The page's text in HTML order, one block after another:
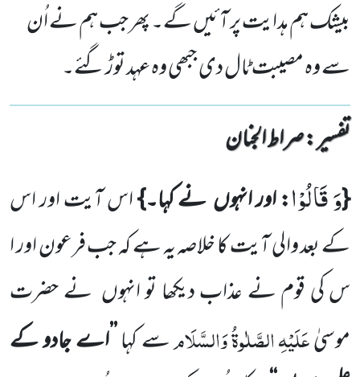
بیشک ہم ہدایت پر آئیں گے۔ پھر جب ہم نے اُن
سے وہ مصیبت ٹال دی جبھی وہ عہد توڑ گئے۔
تفسیر : ‎صراط الجنان
{وَ قَالُوْا: اور انہوںنے کہا۔}اس آیت اور اس
کے بعدوالی آیت کا خلاصہ یہ ہے کہ جب فرعون اور ا
س کی قوم نے عذاب دیکھا تو انہوں نے حضرت
موسیٰعَلَیْہِالصَّلٰوۃُوَالسَّلَامسے کہا’’اے جادو کے